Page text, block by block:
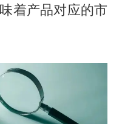
着产品对应的市